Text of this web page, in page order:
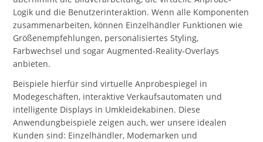
Logik und die Benutzerinteraktion. Wenn alle Komponenten
zusammenarbeiten, können Einzelhändler Funktionen wie
Größenempfehlungen, personalisiertes Styling,
Farbwechsel und sogar Augmented-Reality-Overlays
anbieten.
Beispiele hierfür sind virtuelle Anprobespiegel in
Modegeschäften, interaktive Verkaufsautomaten und
intelligente Displays in Umkleidekabinen. Diese
Anwendungbeispiele zeigen auch, wer unsere idealen
Kunden sind: Einzelhändler, Modemarken und